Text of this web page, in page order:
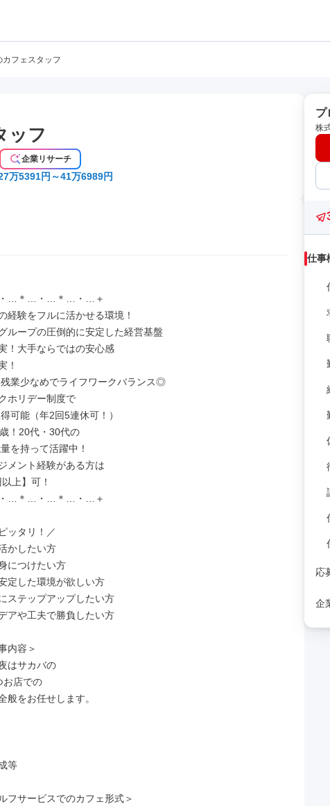
カフェスタッフ
ッフ
企業リサーチ
万5391円～41万6989円
…＊…・…＊…・…＋
経験をフルに活かせる環境！
ループの圧倒的に安定した経営基盤
！大手ならではの安心感
！
ホリデー制度で
！20代・30代の
メント経験がある方は
…＊…・…＊…・…＋
ッタリ！／
かしたい方
につけたい方
定した環境が欲しい方
ステップアップしたい方
アや工夫で勝負したい方
内容＞
はサカバの
お店での
般をお任せします。
等
フサービスでのカフェ形式＞
プ
株
仕事
応
企